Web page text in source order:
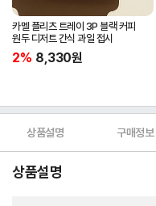
카멜 플리츠 트레이 3P 블랙 커피
원두 디저트 간식 과일 접시
2% 8,330원
상품설명 구매정보
상품설명